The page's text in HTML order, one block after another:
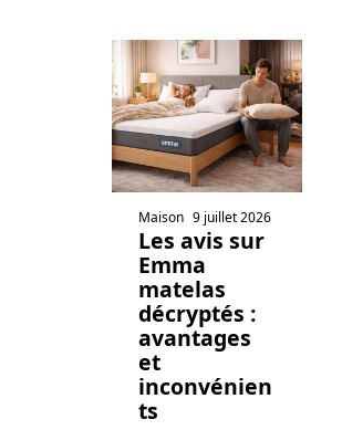
Maison 9 juillet 2026
Les avis sur
Emma
matelas
décryptés :
avantages
et
inconvénien
ts